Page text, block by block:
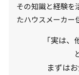
その知識と経験を
たハウスメーカー
「実は
まずは